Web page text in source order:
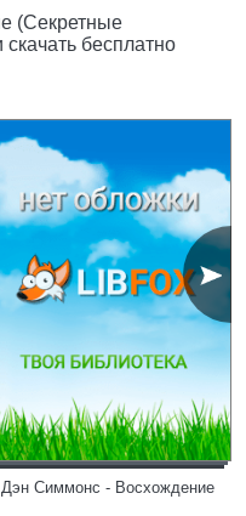
(Секретные
бесплатно
Дэн Симмонс - Восхождение